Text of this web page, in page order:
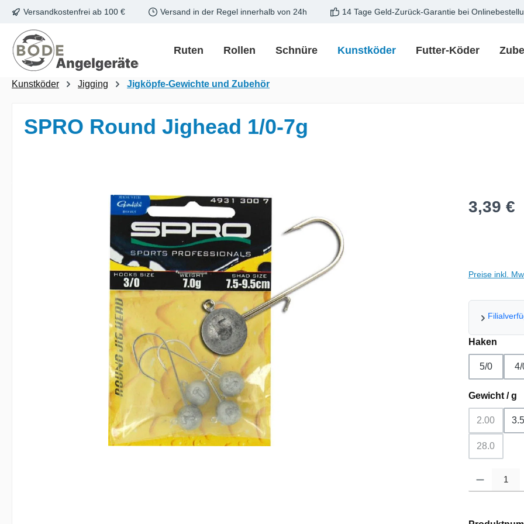
Hauptinhalt springen
Zur Suche springen
Zur Hauptnavigation springen
Versandkostenfrei ab 100 € Versand in der Regel innerhalb von 24h 14 Tage Geld-Zurück-Garantie bei
Ruten Rollen Schnüre Kunstköder Futter-Köder
Kunstköder Jigging Jigköpfe-Gewichte und Zubehör
SPRO Round Jighead 1/0-7g
Bildergalerie überspringen Regulärer
3,39 €
Preise inkl.
Haken
5/0 4/
Gewicht / g
2.00
28.0
Produkt